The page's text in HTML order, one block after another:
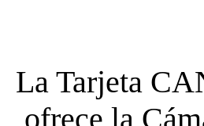
La Tarjeta
ofrece la